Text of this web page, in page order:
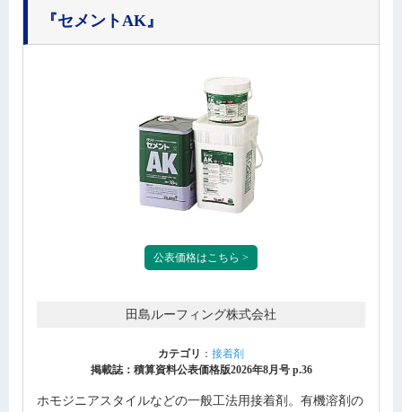
『セメントAK』
公表価格はこちら >
田島ルーフィング株式会社
カテゴリ ： 接着剤
掲載誌：積算資料公表価格版2026年8月号 p.36
ホモジニアスタイルなどの一般工法用接着剤。有機溶剤の